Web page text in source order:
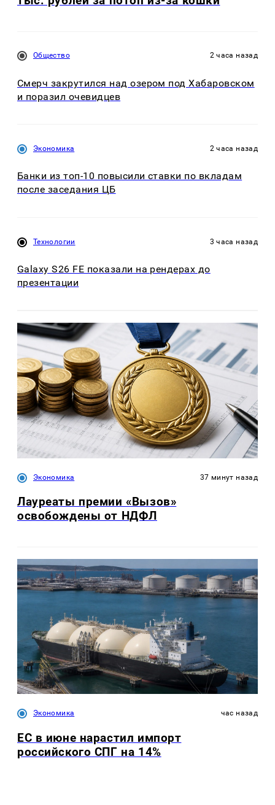
Общество 2 часа назад
Смерч закрутился над озером под Хабаровском
и поразил очевидцев
Экономика 2 часа назад
Банки из топ-10 повысили ставки по вкладам
после заседания ЦБ
Технологии 3 часа назад
Galaxy S26 FE показали на рендерах до
презентации
Экономика 37 минут назад
Лауреаты премии «Вызов»
освобождены от НДФЛ
Экономика час назад
ЕС в июне нарастил импорт
российского СПГ на 14%